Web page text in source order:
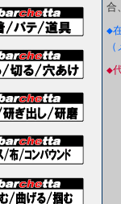
合
◆
◆